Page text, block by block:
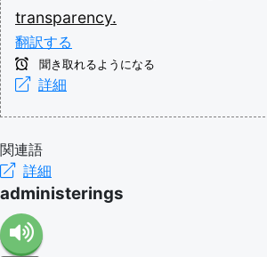
transparency.
翻訳する
聞き取れるようになる
詳細
関連語
詳細
administerings